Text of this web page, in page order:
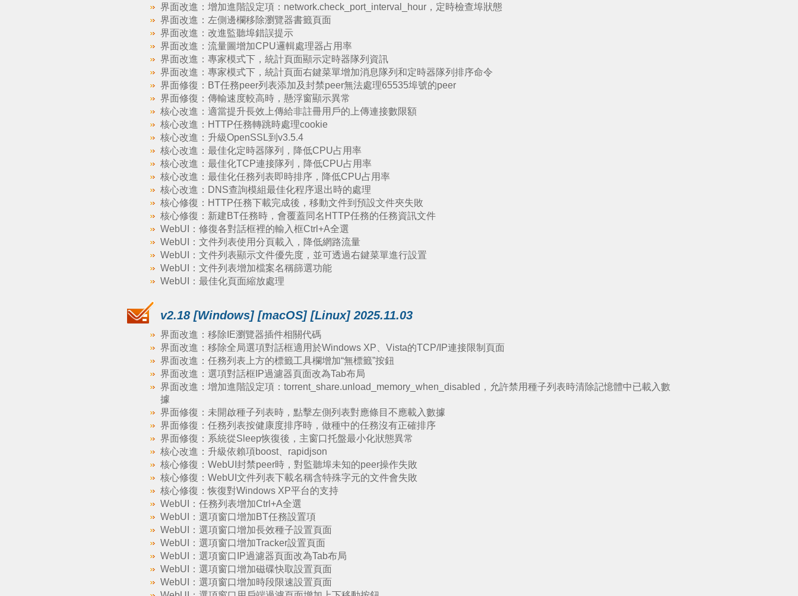
界面改進：增加進階設定項：network.check_port_interval_hour，定時檢查埠狀態
界面改進：左側邊欄移除瀏覽器書籤頁面
界面改進：改進監聽埠錯誤提示
界面改進：流量圖增加CPU邏輯處理器占用率
界面改進：專家模式下，統計頁面顯示定時器隊列資訊
界面改進：專家模式下，統計頁面右鍵菜單增加消息隊列和定時器隊列排序命令
界面修復：BT任務peer列表添加及封禁peer無法處理65535埠號的peer
界面修復：傳輸速度較高時，懸浮窗顯示異常
核心改進：適當提升長效上傳給非註冊用戶的上傳連接數限額
核心改進：HTTP任務轉跳時處理cookie
核心改進：升級OpenSSL到v3.5.4
核心改進：最佳化定時器隊列，降低CPU占用率
核心改進：最佳化TCP連接隊列，降低CPU占用率
核心改進：最佳化任務列表即時排序，降低CPU占用率
核心改進：DNS查詢模組最佳化程序退出時的處理
核心修復：HTTP任務下載完成後，移動文件到預設文件夾失敗
核心修復：新建BT任務時，會覆蓋同名HTTP任務的任務資訊文件
WebUI：修復各對話框裡的輸入框Ctrl+A全選
WebUI：文件列表使用分頁載入，降低網路流量
WebUI：文件列表顯示文件優先度，並可透過右鍵菜單進行設置
WebUI：文件列表增加檔案名稱篩選功能
WebUI：最佳化頁面縮放處理
v2.18 [Windows] [macOS] [Linux] 2025.11.03
界面改進：移除IE瀏覽器插件相關代碼
界面改進：移除全局選項對話框適用於Windows XP、Vista的TCP/IP連接限制頁面
界面改進：任務列表上方的標籤工具欄增加“無標籤”按鈕
界面改進：選項對話框IP過濾器頁面改為Tab布局
界面改進：增加進階設定項：torrent_share.unload_memory_when_disabled，允許禁用種子列表時清除記憶體中已載入數
據
界面修復：未開啟種子列表時，點擊左側列表對應條目不應載入數據
界面修復：任務列表按健康度排序時，做種中的任務沒有正確排序
界面修復：系統從Sleep恢復後，主窗口托盤最小化狀態異常
核心改進：升級依賴項boost、rapidjson
核心修復：WebUI封禁peer時，對監聽埠未知的peer操作失敗
核心修復：WebUI文件列表下載名稱含特殊字元的文件會失敗
核心修復：恢復對Windows XP平台的支持
WebUI：任務列表增加Ctrl+A全選
WebUI：選項窗口增加BT任務設置項
WebUI：選項窗口增加長效種子設置頁面
WebUI：選項窗口增加Tracker設置頁面
WebUI：選項窗口IP過濾器頁面改為Tab布局
WebUI：選項窗口增加磁碟快取設置頁面
WebUI：選項窗口增加時段限速設置頁面